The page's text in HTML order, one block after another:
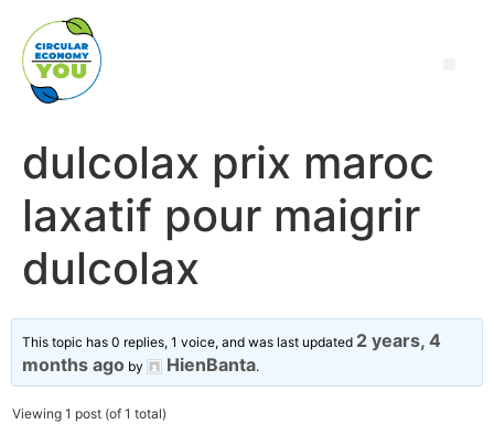
dulcolax prix maroc
laxatif pour maigrir
dulcolax
This topic has 0 replies, 1 voice, and was last updated 2 years, 4
months ago by HienBanta.
Viewing 1 post (of 1 total)